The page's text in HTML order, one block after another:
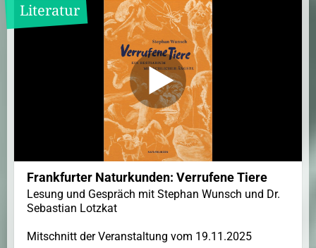
Literatur
Frankfurter Naturkunden: Verrufene Tiere
Lesung und Gespräch mit Stephan Wunsch und Dr.
Sebastian Lotzkat
Mitschnitt der Veranstaltung vom 19.11.2025